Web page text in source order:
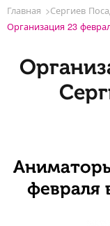
Главная
Сергиев
Организация 23
февраля